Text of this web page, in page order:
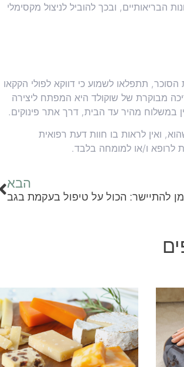
הבריאותיים, ובכך להוביל לניצול מקסימלי
תתפלאו לשמוע כי דווקא לפולי הקקאו
מבוקרת של שוקולד היא המפתח ליצירה
במשלוח מהיר עד הבית, דרך אתר פינוקים.
ואין לראות בו חוות דעת רפואית
לרופא ו/או למומחה בלבד.
הבא
להתיישר: הכול על טיפול בעקמת בגב